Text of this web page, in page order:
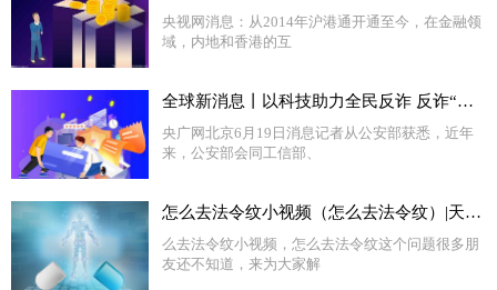
央视网消息：从2014年沪港通开通至今，在金融领
域，内地和香港的互
全球新消息丨以科技助力全民反诈 反诈“国家队”推出七大反诈利器
央广网北京6月19日消息记者从公安部获悉，近年
来，公安部会同工信部、
怎么去法令纹小视频（怎么去法令纹）|天天亮点
么去法令纹小视频，怎么去法令纹这个问题很多朋
友还不知道，来为大家解